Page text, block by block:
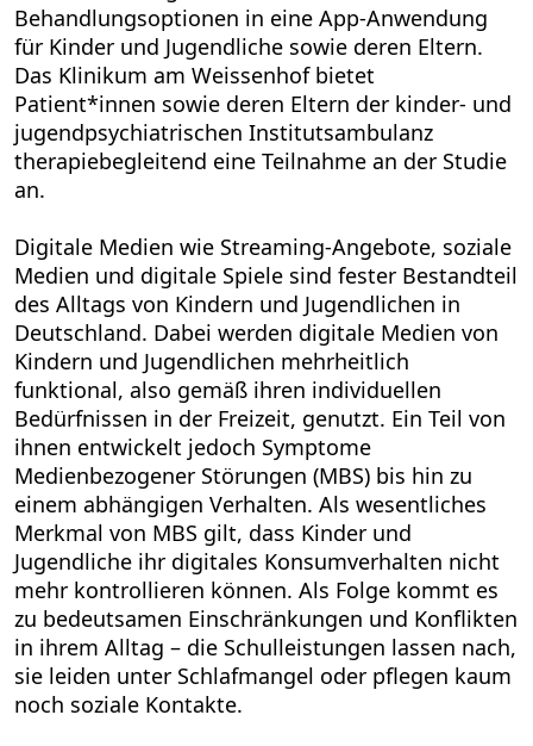
Behandlungsoptionen in eine App-Anwendung
für Kinder und Jugendliche sowie deren Eltern.
Das Klinikum am Weissenhof bietet
Patient*innen sowie deren Eltern der kinder- und
jugendpsychiatrischen Institutsambulanz
therapiebegleitend eine Teilnahme an der Studie
an.
Digitale Medien wie Streaming-Angebote, soziale
Medien und digitale Spiele sind fester Bestandteil
des Alltags von Kindern und Jugendlichen in
Deutschland. Dabei werden digitale Medien von
Kindern und Jugendlichen mehrheitlich
funktional, also gemäß ihren individuellen
Bedürfnissen in der Freizeit, genutzt. Ein Teil von
ihnen entwickelt jedoch Symptome
Medienbezogener Störungen (MBS) bis hin zu
einem abhängigen Verhalten. Als wesentliches
Merkmal von MBS gilt, dass Kinder und
Jugendliche ihr digitales Konsumverhalten nicht
mehr kontrollieren können. Als Folge kommt es
zu bedeutsamen Einschränkungen und Konflikten
in ihrem Alltag – die Schulleistungen lassen nach,
sie leiden unter Schlafmangel oder pflegen kaum
noch soziale Kontakte.